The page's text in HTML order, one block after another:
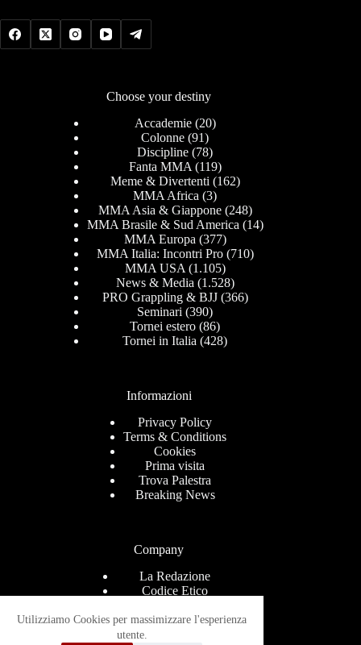
Utilizziamo Cookies per massimizzare l'esperienza
utente.
Choose your destiny
Accademie(20)
Colonne (91)
Discipline (78)
Fanta MMA (119)
Meme & Divertenti (162)
MMA Africa (3)
MMA Asia & Giappone(248)
MMA Brasile & Sud America (14)
MMA Europa (377)
MMA Italia: Incontri Pro(710)
MMA USA (1.105)
News & Media (1.528)
PRO Grappling & BJJ(366)
Seminari (390)
Tornei estero (86)
Tornei in Italia (428)
Informazioni
Privacy Policy
Terms & Conditions
Cookies
Prima visita
Trova Palestra
Breaking News
Company
La Redazione
Codice Etico
Help Center